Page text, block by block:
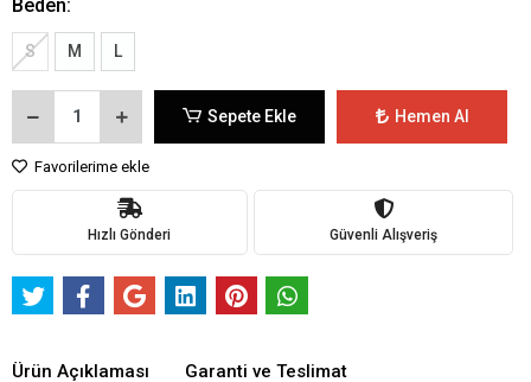
Beden:
S M L
Sepete Ekle Hemen Al
Favorilerime ekle
Hızlı Gönderi Güvenli Alışveriş
Ürün Açıklaması Garanti ve Teslimat